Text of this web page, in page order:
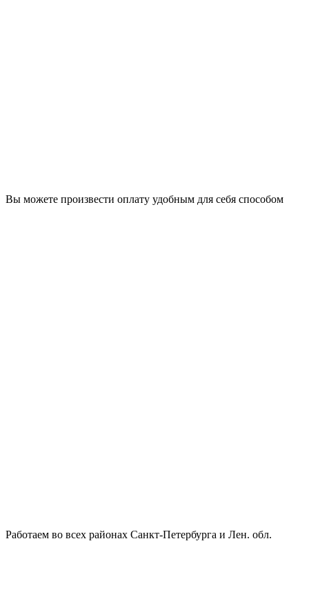
Вы можете произвести оплату удобным для себя способом
Работаем во всех районах Санкт-Петербурга и Лен. обл.